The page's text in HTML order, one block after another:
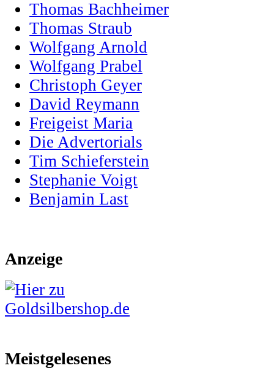
Thomas Bachheimer
Thomas Straub
Wolfgang Arnold
Wolfgang Prabel
Christoph Geyer
David Reymann
Freigeist Maria
Die Advertorials
Tim Schieferstein
Stephanie Voigt
Benjamin Last
Anzeige
Meistgelesenes